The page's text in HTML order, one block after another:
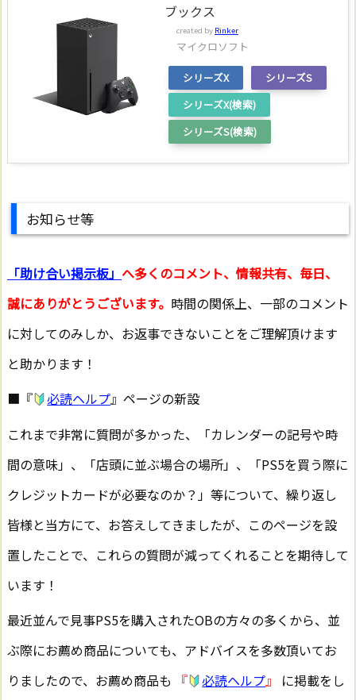
ブックス
created by Rinker
マイクロソフト
シリーズX
シリーズS
シリーズX(検索)
シリーズS(検索)
お知らせ等
「助け合い掲示板」 へ多くのコメント、情報共有、毎日、
誠にありがとうございます。 時間の関係上、一部のコメント
に対してのみしか、お返事できないことをご理解頂けます
と助かります！
■『
必読ヘルプ』ページの新設
これまで非常に質問が多かった、「カレンダーの記号や時
間の意味」、「店頭に並ぶ場合の場所」、「PS5を買う際に
クレジットカードが必要なのか？」等について、繰り返し
皆様と当方にて、お答えしてきましたが、このページを設
置したことで、これらの質問が減ってくれることを期待して
います！
最近並んで見事PS5を購入されたOBの方々の多くから、並
ぶ際にお薦め商品についても、アドバイスを多数頂いてお
りましたので、お薦め商品も
『 必読ヘルプ』
に掲載をし